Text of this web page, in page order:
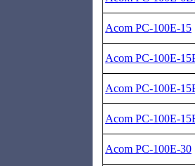
Acom PC‑100E‑15
Acom
Acom
Acom
Acom PC‑100E‑30